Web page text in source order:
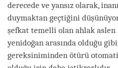
derecede ve yansız olarak,
duymaktan geçtiğini
şefkat temelli olan ahlak aslen
yenidoğan arasında olduğu
gereksiniminden ötürü